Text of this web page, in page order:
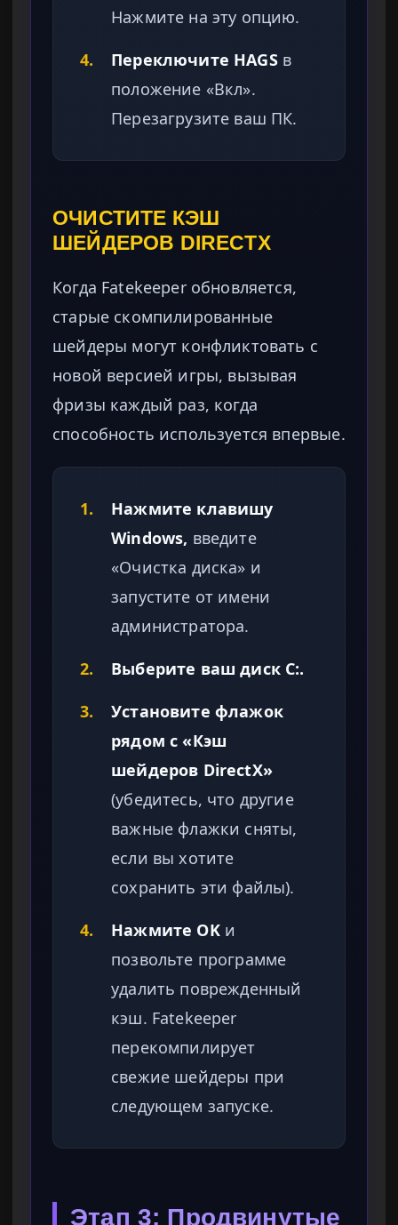
Нажмите на эту опцию.
4.
Переключите HAGSв
положение «Вкл».
Перезагрузите ваш ПК.
ОЧИСТИТЕ КЭШ
ШЕЙДЕРОВ DIRECTX
Когда Fatekeeper обновляется,
старые скомпилированные
шейдеры могут конфликтовать с
новой версией игры, вызывая
фризы каждый раз, когда
способность используется впервые.
1.
Нажмите клавишу
Windows, введите
«Очистка диска» и
запустите от имени
администратора.
2.
Выберите ваш диск C:.
3.
Установите флажок
рядом с «Кэш
шейдеров DirectX»
(убедитесь, что другие
важные флажки сняты,
если вы хотите
сохранить эти файлы).
4.
Нажмите OKи
позвольте программе
удалить поврежденный
кэш. Fatekeeper
перекомпилирует
свежие шейдеры при
следующем запуске.
Этап 3: Продвинутые